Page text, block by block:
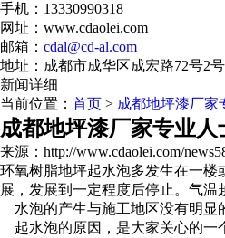
手机：13330990318
网址：www.cdaolei.com
邮箱： cdal@cd-al.com
地址：成都市成华区成宏路72号2
新闻详细
当前位置： 首页 > 成都地坪漆厂家
成都地坪漆厂家专业
来源：http://www.cdaolei.com/
环氧树脂地坪起水泡多发生在一
展，发展到一定程度后停止。气温
水泡的产生与施工地区没有明显
起水泡的原因，是大家关心的一